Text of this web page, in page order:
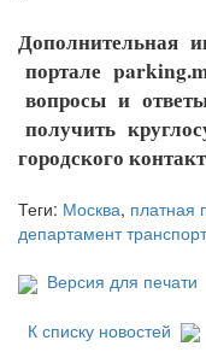
Дополнительная
портале
вопросы и
получить
городского
Теги: Москва, платная
департамент
Версия для печати
К списку новостей